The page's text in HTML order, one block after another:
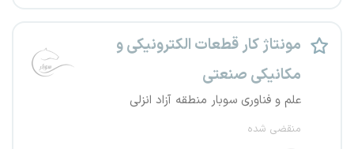
مونتاژ کار قطعات الکترونیکی و
مکانیکی صنعتی
علم و فناوری سوبار منطقه آزاد انزلی
منقضی شده